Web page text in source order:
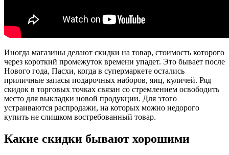
Иногда магазины делают скидки на товар, стоимость которого
через короткий промежуток времени упадет. Это бывает после
Нового года, Пасхи, когда в супермаркете остались
приличные запасы подарочных наборов, яиц, куличей. Ряд
скидок в торговых точках связан со стремлением освободить
место для выкладки новой продукции. Для этого
устраиваются распродажи, на которых можно недорого
купить не слишком востребованный товар.
Какие скидки бывают хорошими